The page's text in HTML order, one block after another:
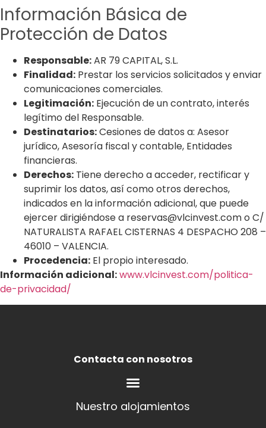
Información Básica de
Protección de Datos
Responsable:AR 79 CAPITAL, S.L.
Finalidad: Prestar los servicios solicitados y enviar
comunicaciones comerciales.
Legitimación: Ejecución de un contrato, interés
legítimo del Responsable.
Destinatarios:Cesiones de datos a: Asesor
jurídico, Asesoría fiscal y contable, Entidades
financieras.
Derechos: Tiene derecho a acceder, rectificar y
suprimir los datos, así como otros derechos,
indicados en la información adicional, que puede
ejercer dirigiéndose a reservas@vlcinvest.com o C/
NATURALISTA RAFAEL CISTERNAS 4 DESPACHO 208 –
46010 – VALENCIA.
Procedencia: El propio interesado.
Información adicional:www.vlcinvest.com/politica-
de-privacidad/
Contacta con nosotros
Nuestro alojamientos